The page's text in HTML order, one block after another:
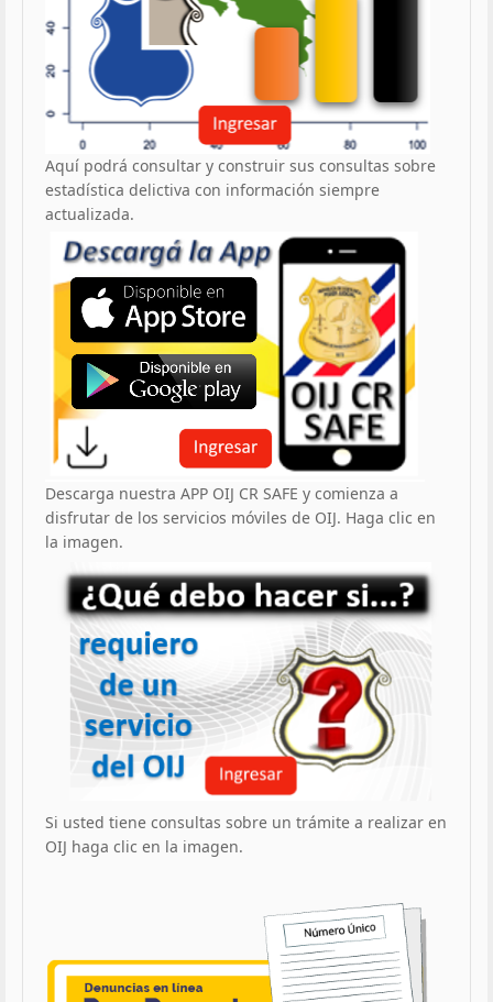
Aquí podrá consultar y construir sus consultas sobre
estadística delictiva con información siempre
actualizada.
Descarga nuestra APP OIJ CR SAFE y comienza a
disfrutar de los servicios móviles de OIJ. Haga clic en
la imagen.
Si usted tiene consultas sobre un trámite a realizar en
OIJ haga clic en la imagen.